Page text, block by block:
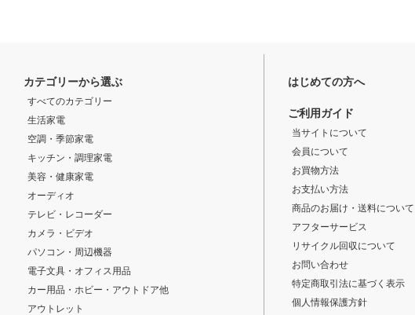
カテゴリーから選ぶ
すべてのカテゴリー
生活家電
空調・季節家電
キッチン・調理家電
美容・健康家電
オーディオ
テレビ・レコーダー
カメラ・ビデオ
パソコン・周辺機器
電子文具・オフィス用品
カー用品・ホビー・アウトドア他
アウトレット
はじめての方へ
ご利用ガイド
当サイトについて
会員について
お買物方法
お支払い方法
商品のお届け・送料について
アフターサービス
リサイクル回収について
お問い合わせ
特定商取引法に基づく表示
個人情報保護方針